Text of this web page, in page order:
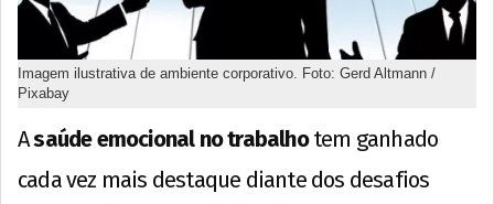
Imagem ilustrativa de ambiente corporativo. Foto: Gerd Altmann /
Pixabay
Asaúde emocional no trabalhotem ganhado
cada vez mais destaque diante dos desafios